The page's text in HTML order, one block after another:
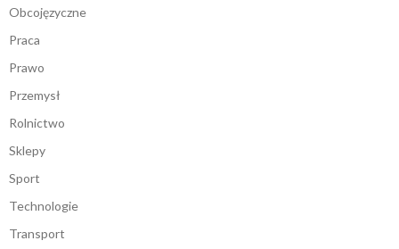
Obcojęzyczne
Praca
Prawo
Przemysł
Rolnictwo
Sklepy
Sport
Technologie
Transport